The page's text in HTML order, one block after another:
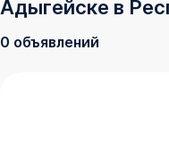
Адыгейске в
0 объявлений